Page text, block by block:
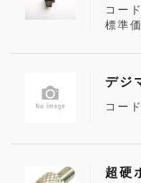
コー
標準
デジ
コー
超硬